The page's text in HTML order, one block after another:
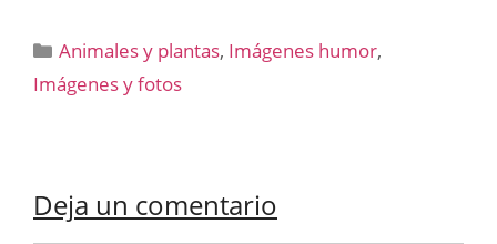
Categorías
Animales y plantas, Imágenes humor,
Imágenes y fotos
Deja un comentario